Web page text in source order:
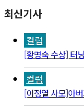
최신기사
컬럼
[황명숙 수상] 터
컬럼
[이정열 사모]아